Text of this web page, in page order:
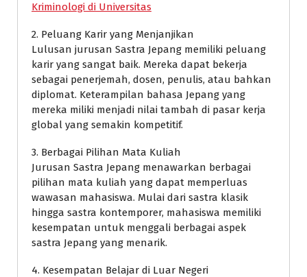
Kriminologi di Universitas
2. Peluang Karir yang Menjanjikan
Lulusan jurusan Sastra Jepang memiliki peluang
karir yang sangat baik. Mereka dapat bekerja
sebagai penerjemah, dosen, penulis, atau bahkan
diplomat. Keterampilan bahasa Jepang yang
mereka miliki menjadi nilai tambah di pasar kerja
global yang semakin kompetitif.
3. Berbagai Pilihan Mata Kuliah
Jurusan Sastra Jepang menawarkan berbagai
pilihan mata kuliah yang dapat memperluas
wawasan mahasiswa. Mulai dari sastra klasik
hingga sastra kontemporer, mahasiswa memiliki
kesempatan untuk menggali berbagai aspek
sastra Jepang yang menarik.
4. Kesempatan Belajar di Luar Negeri